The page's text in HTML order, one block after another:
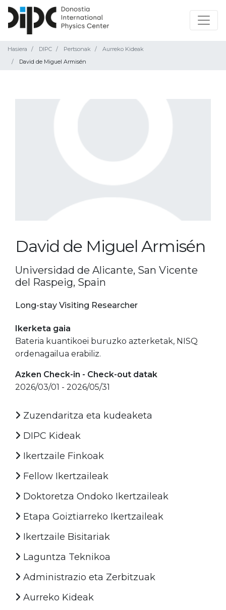
Hasiera DIPC Pertsonak
Aurreko Kideak
David de Miguel Armisén
David de Miguel Armisén
Universidad de Alicante, San Vicente
del Raspeig, Spain
Long-stay Visiting Researcher
Ikerketa gaia
Bateria kuantikoei buruzko azterketak, NISQ
ordenagailua erabiliz.
Azken Check-in - Check-out datak
2026/03/01 - 2026/05/31
Zuzendaritza eta kudeaketa
DIPC Kideak
Ikertzaile Finkoak
Fellow Ikertzaileak
Doktoretza Ondoko Ikertzaileak
Etapa Goiztiarreko Ikertzaileak
Ikertzaile Bisitariak
Laguntza Teknikoa
Administrazio eta Zerbitzuak
Aurreko Kideak